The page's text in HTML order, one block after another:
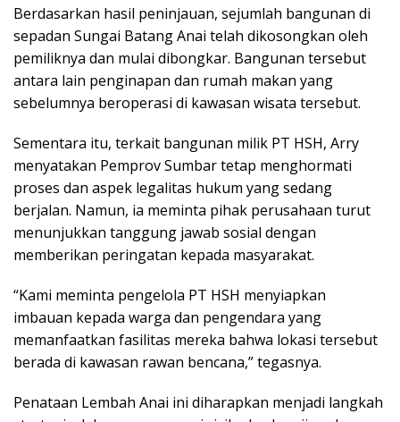
Berdasarkan hasil peninjauan, sejumlah bangunan di
sepadan Sungai Batang Anai telah dikosongkan oleh
pemiliknya dan mulai dibongkar. Bangunan tersebut
antara lain penginapan dan rumah makan yang
sebelumnya beroperasi di kawasan wisata tersebut.
Sementara itu, terkait bangunan milik PT HSH, Arry
menyatakan Pemprov Sumbar tetap menghormati
proses dan aspek legalitas hukum yang sedang
berjalan. Namun, ia meminta pihak perusahaan turut
menunjukkan tanggung jawab sosial dengan
memberikan peringatan kepada masyarakat.
“Kami meminta pengelola PT HSH menyiapkan
imbauan kepada warga dan pengendara yang
memanfaatkan fasilitas mereka bahwa lokasi tersebut
berada di kawasan rawan bencana,” tegasnya.
Penataan Lembah Anai ini diharapkan menjadi langkah